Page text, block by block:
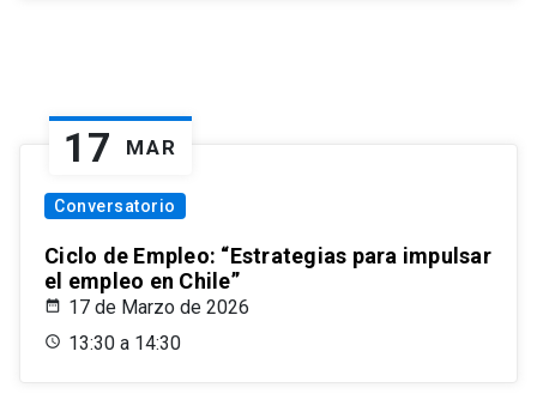
17 MAR
Conversatorio
Ciclo de Empleo: “Estrategias para impulsar
el empleo en Chile”
17 de Marzo de 2026
13:30 a 14:30